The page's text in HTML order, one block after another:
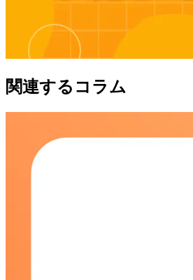
関連するコラム